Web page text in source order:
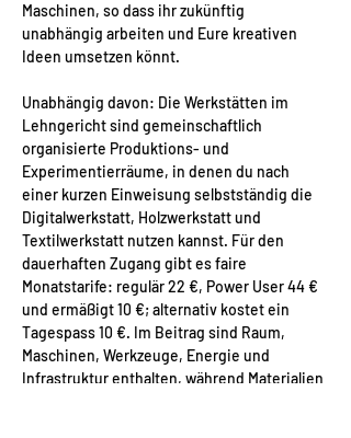
Maschinen, so dass ihr zukünftig
unabhängig arbeiten und Eure kreativen
Ideen umsetzen könnt.
Unabhängig davon: Die Werkstätten im
Lehngericht sind gemeinschaftlich
organisierte Produktions- und
Experimentierräume, in denen du nach
einer kurzen Einweisung selbstständig die
Digitalwerkstatt, Holzwerkstatt und
Textilwerkstatt nutzen kannst. Für den
dauerhaften Zugang gibt es faire
Monatstarife: regulär 22 €, Power User 44 €
und ermäßigt 10 €; alternativ kostet ein
Tagespass 10 €. Im Beitrag sind Raum,
Maschinen, Werkzeuge, Energie und
Infrastruktur enthalten, während Materialien